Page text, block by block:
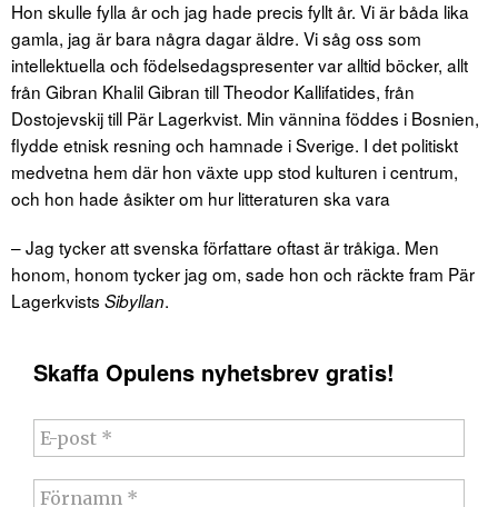
Hon skulle fylla år och jag hade precis fyllt år. Vi är båda lika
gamla, jag är bara några dagar äldre. Vi såg oss som
intellektuella och födelsedagspresenter var alltid böcker, allt
från Gibran Khalil Gibran till Theodor Kallifatides, från
Dostojevskij till Pär Lagerkvist. Min vännina föddes i Bosnien,
flydde etnisk resning och hamnade i Sverige. I det politiskt
medvetna hem där hon växte upp stod kulturen i centrum,
och hon hade åsikter om hur litteraturen ska vara
– Jag tycker att svenska författare oftast är tråkiga. Men
honom, honom tycker jag om, sade hon och räckte fram Pär
Lagerkvists Sibyllan.
Skaffa Opulens nyhetsbrev gratis!